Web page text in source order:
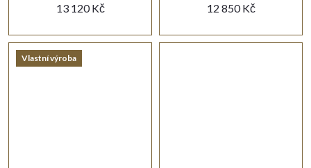
13 120 Kč 12 850 Kč
Vlastní výroba